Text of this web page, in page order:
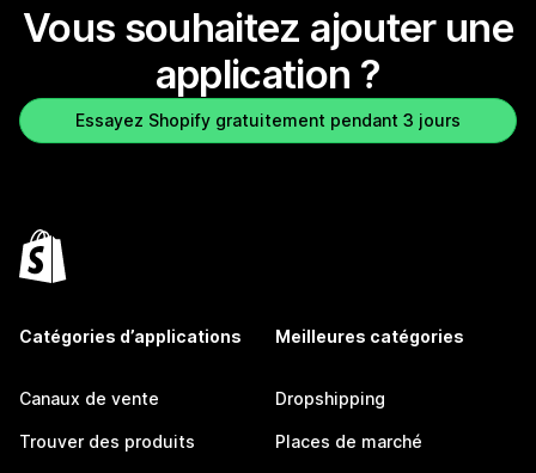
Vous souhaitez ajouter une
application ?
Essayez Shopify gratuitement pendant 3 jours
Catégories d’applications
Canaux de vente
Trouver des produits
Meilleures catégories
Dropshipping
Places de marché